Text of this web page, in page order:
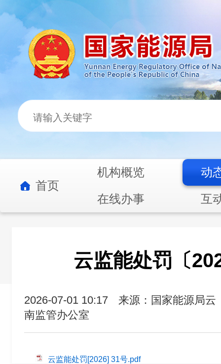
首页
机构概览
动
在线办事
互
云监能处罚〔
2026-07-01 10:17
来源：国家能源局云
南监管办公室
云监能处罚[2026] 31号.pdf